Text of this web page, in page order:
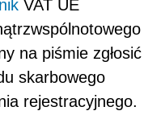
VAT UE
na piśmie zgłosić
skarbowego
rejestracyjnego.